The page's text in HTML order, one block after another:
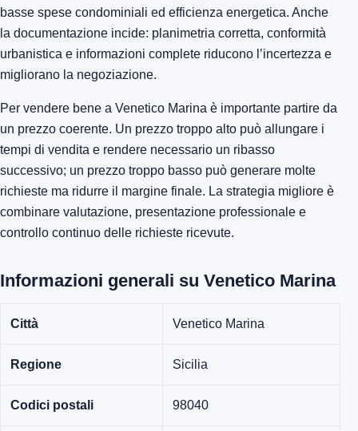
basse spese condominiali ed efficienza energetica. Anche
la documentazione incide: planimetria corretta, conformità
urbanistica e informazioni complete riducono l’incertezza e
migliorano la negoziazione.
Per vendere bene a Venetico Marina è importante partire da
un prezzo coerente. Un prezzo troppo alto può allungare i
tempi di vendita e rendere necessario un ribasso
successivo; un prezzo troppo basso può generare molte
richieste ma ridurre il margine finale. La strategia migliore è
combinare valutazione, presentazione professionale e
controllo continuo delle richieste ricevute.
Informazioni generali su Venetico Marina
Città Venetico Marina
Regione Sicilia
Codici postali 98040